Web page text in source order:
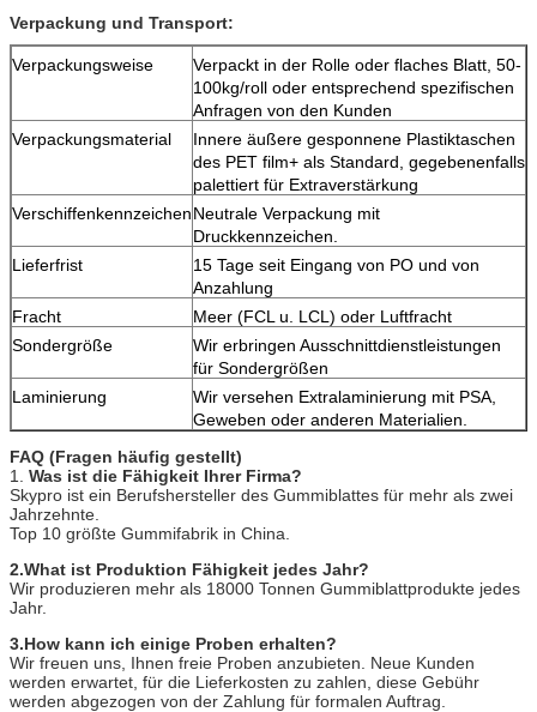
4. Wir finden eine beste Lösung für unser mit
Gewinn für beide Parteien, also finden Sie
besten Preis mit bestem Service und beste
Qualität von uns
Verpackung und Transport:
Verpackungsweise
Verpackt in der Rolle oder flaches Blatt, 50-
100kg/roll oder entsprechend spezifischen
Anfragen von den Kunden
Verpackungsmaterial
Innere äußere gesponnene Plastiktaschen
des PET film+ als Standard, gegebenenfalls
palettiert für Extraverstärkung
VerschiffenkennzeichenNeutrale Verpackung mit
Druckkennzeichen.
Lieferfrist
15 Tage seit Eingang von PO und von
Anzahlung
Fracht
Meer (FCL u. LCL) oder Luftfracht
Sondergröße
Wir erbringen Ausschnittdienstleistungen
für Sondergrößen
Laminierung
Wir versehen Extralaminierung mit PSA,
Geweben oder anderen Materialien.
FAQ (Fragen häufig gestellt)
1. Was ist die Fähigkeit Ihrer Firma?
Skypro ist ein Berufshersteller des Gummiblattes für mehr als zwei
Jahrzehnte.
Top 10 größte Gummifabrik in China.
2.What ist Produktion Fähigkeit jedes Jahr?
Wir produzieren mehr als 18000 Tonnen Gummiblattprodukte jedes
Jahr.
3.How kann ich einige Proben erhalten?
Wir freuen uns, Ihnen freie Proben anzubieten. Neue Kunden
werden erwartet, für die Lieferkosten zu zahlen, diese Gebühr
werden abgezogen von der Zahlung für formalen Auftrag.